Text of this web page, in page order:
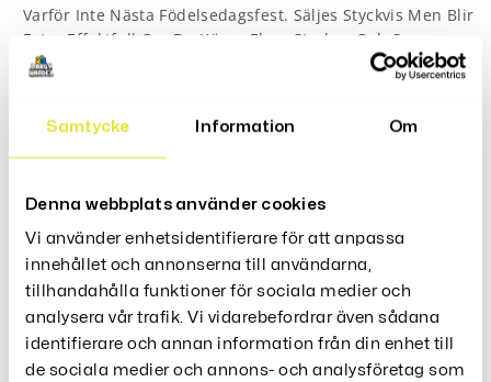
Samtycke Information Om
Denna webbplats använder cookies
Vi använder enhetsidentifierare för att anpassa
innehållet och annonserna till användarna,
tillhandahålla funktioner för sociala medier och
analysera vår trafik. Vi vidarebefordrar även sådana
identifierare och annan information från din enhet till
de sociala medier och annons- och analysföretag som
Varför Inte Nästa Födelsedagsfest. Säljes Styckvis Men Blir
Extra Effektfull Om Du Köper Flera Stycken Och Serverar
På Festen.
Volym: 15 cl
Storlek: ca 14,5 x 6cm
Recensioner (0)